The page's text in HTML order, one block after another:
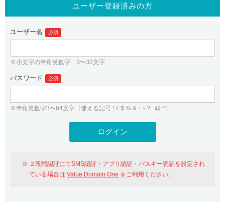
gTLDオークション NEW!
.jpドメインバックオーダー
プレミアムドメイン
人気ドメインの種類
WHOIS検索
紹介制度
バリュードメインAPI
ドメイン・ホスティングOEM
ログイン
従来のバリュードメインをご利用希望の方
Value Domainにログイン
おすすめ One レンタルサーバーを含む最新の機能を使う方
ユーザー登録
ユーザー登録済みの方
ユーザー名 必須
※小文字の半角英数字 3〜32文字
パスワード 必須
※半角英数字3〜64文字（使える記号 ! # $ % & + - ? . @ ^）
２段階認証にてSMS認証・アプリ認証・パスキー認証を設定され
ている場合はValue Domain One をご利用ください。